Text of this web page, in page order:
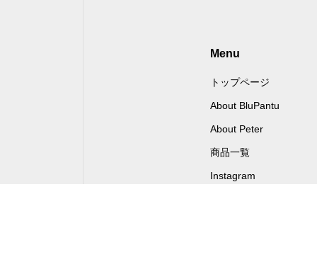
Menu
トップページ
About BluPantu
About Peter
商品一覧
Instagram